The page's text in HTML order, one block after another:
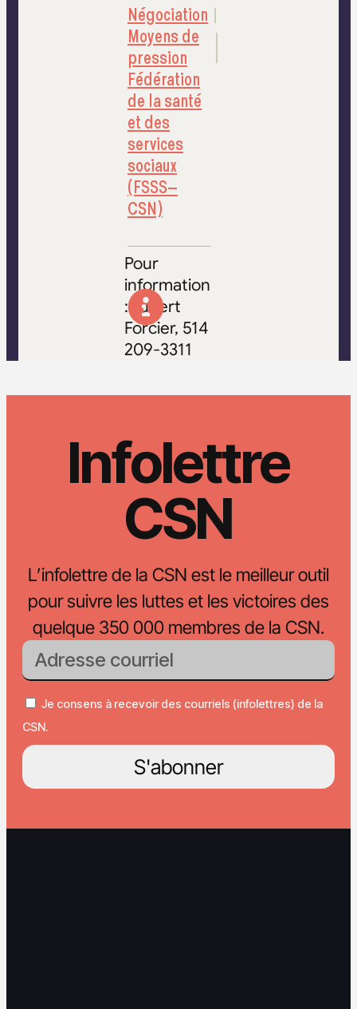
Négociation
Moyens de
pression
Fédération
de la santé
et des
services
sociaux
(FSSS–
CSN)
Pour
information
:Hubert
Forcier, 514
209-3311
Infolettre
CSN
L’infolettre de la CSN est le meilleur outil
pour suivre les luttes et les victoires des
quelque 350 000 membres de la CSN.
Je consens à recevoir des courriels (infolettres) de la
CSN.
S'abonner